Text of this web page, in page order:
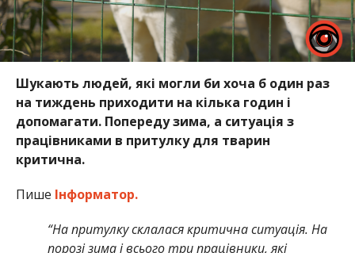
Шукають людей, які могли би хоча б один раз
на тиждень приходити на кілька годин і
допомагати. Попереду зима, а ситуація з
працівниками в притулку для тварин
критична.
Пише Інформатор.
“На притулку склалася критична ситуація. На
порозі зима і всього три працівники, які